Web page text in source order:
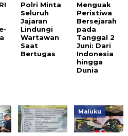
Polri Minta
Seluruh
Jajaran
Lindungi
Wartawan
Saat
Bertugas
Menguak
Peristiwa
Bersejarah
pada
Tanggal 2
Juni: Dari
Indonesia
hingga
Dunia
Maluku